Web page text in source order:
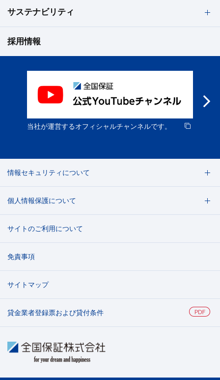
事業者等の情報
事業者の氏名または名称
名称：全国保証株式会社
個人情報保護管理者
お問い合わせ先
全国保証株式会社 審査部
電話：0120-998-952
メール：sinsabu@zenkoku.co.jp
サステナビリティ
採用情報
当社が運営するオフィシャルチャンネルです。
情報セキュリティについて
個人情報保護について
サイトのご利用について
免責事項
サイトマップ
貸金業者登録票および貸付条件